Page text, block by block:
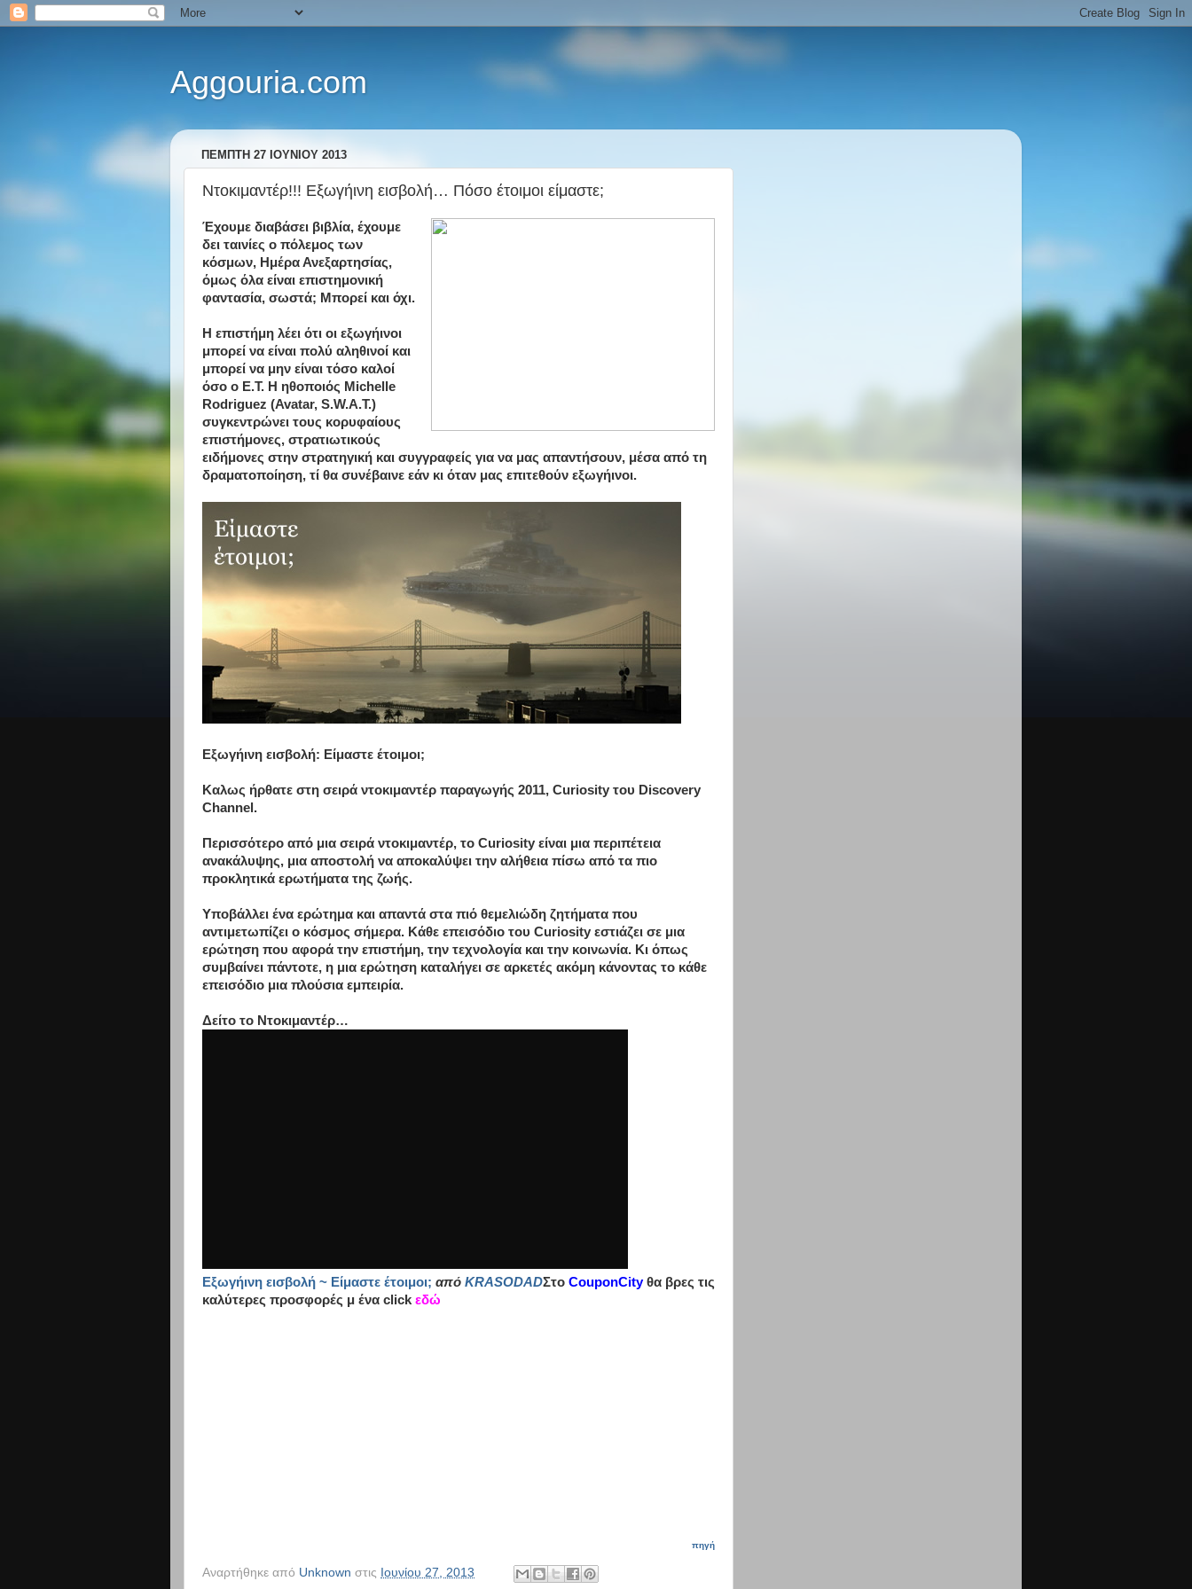
Aggouria.com
ΠΈΜΠΤΗ 27 ΙΟΥΝΊΟΥ 2013
Ντοκιμαντέρ!!! Εξωγήινη εισβολή… Πόσο έτοιμοι είμαστε;
Έχουμε διαβάσει βιβλία, έχουμε
δει ταινίες ο πόλεμος των
κόσμων, Ημέρα Ανεξαρτησίας,
όμως όλα είναι επιστημονική
φαντασία, σωστά; Μπορεί και όχι.
Η επιστήμη λέει ότι οι εξωγήινοι
μπορεί να είναι πολύ αληθινοί και
μπορεί να μην είναι τόσο καλοί
όσο ο Ε.Τ. Η ηθοποιός Michelle
Rodriguez (Avatar, S.W.A.T.)
συγκεντρώνει τους κορυφαίους
επιστήμονες, στρατιωτικούς
ειδήμονες στην στρατηγική και συγγραφείς για να μας απαντήσουν, μέσα από τη
δραματοποίηση, τί θα συνέβαινε εάν κι όταν μας επιτεθούν εξωγήινοι.
Εξωγήινη εισβολή: Είμαστε έτοιμοι;
Καλως ήρθατε στη σειρά ντοκιμαντέρ παραγωγής 2011, Curiosity του Discovery
Channel.
Περισσότερο από μια σειρά ντοκιμαντέρ, το Curiosity είναι μια περιπέτεια
ανακάλυψης, μια αποστολή να αποκαλύψει την αλήθεια πίσω από τα πιο
προκλητικά ερωτήματα της ζωής.
Υποβάλλει ένα ερώτημα και απαντά στα πιό θεμελιώδη ζητήματα που
αντιμετωπίζει ο κόσμος σήμερα. Κάθε επεισόδιο του Curiosity εστιάζει σε μια
ερώτηση που αφορά την επιστήμη, την τεχνολογία και την κοινωνία. Κι όπως
συμβαίνει πάντοτε, η μια ερώτηση καταλήγει σε αρκετές ακόμη κάνοντας το κάθε
επεισόδιο μια πλούσια εμπειρία.
Δείτο το Ντοκιμαντέρ…
Εξωγήινη εισβολή ~ Είμαστε έτοιμοι; από KRASODADΣτο CouponCityθα βρες τις
καλύτερες προσφορές μ ένα click εδώ
πηγή
Αναρτήθηκε από Unknown στις Ιουνίου 27, 2013